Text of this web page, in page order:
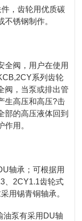
，齿轮用优质碳
锈钢制作。
全阀，用户在使用
系列齿轮
阀，当泵或排出管
生高压和高压?击
部的高压液体回到
用。
轴承；可根据用
、2CY1.1齿轮式
用锡青铜轴承。
油泵有采用DU轴